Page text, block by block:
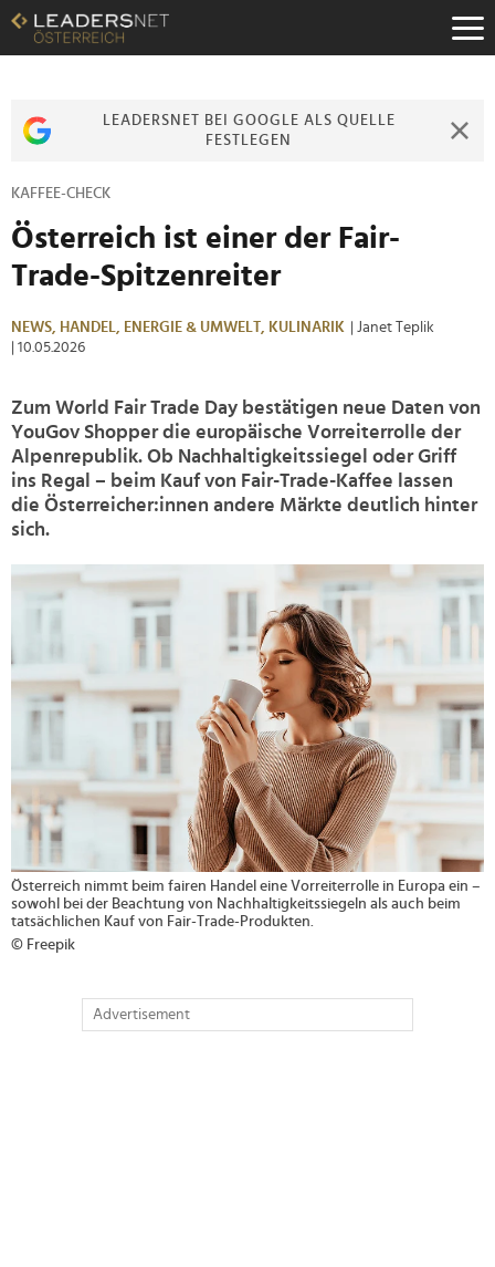
Zum
Inhalt
Zur
Zur
LEADERSNET BEI GOOGLE ALS QUELLE
FESTLEGEN
KAFFEE-CHECK
Österreich ist einer der Fair-
Trade-Spitzenreiter
NEWS, HANDEL, ENERGIE & UMWELT, KULINARIK
| Janet Teplik
| 10.05.2026
Zum World Fair Trade Day bestätigen neue Daten von
YouGov Shopper die europäische Vorreiterrolle der
Alpenrepublik. Ob Nachhaltigkeitssiegel oder Griff
ins Regal – beim Kauf von Fair-Trade-Kaffee lassen
die Österreicher:innen andere Märkte deutlich hinter
sich.
>
Österreich nimmt beim fairen Handel eine Vorreiterrolle in Europa ein –
sowohl bei der Beachtung von Nachhaltigkeitssiegeln als auch beim
tatsächlichen Kauf von Fair-Trade-Produkten.
© Freepik
Advertisement